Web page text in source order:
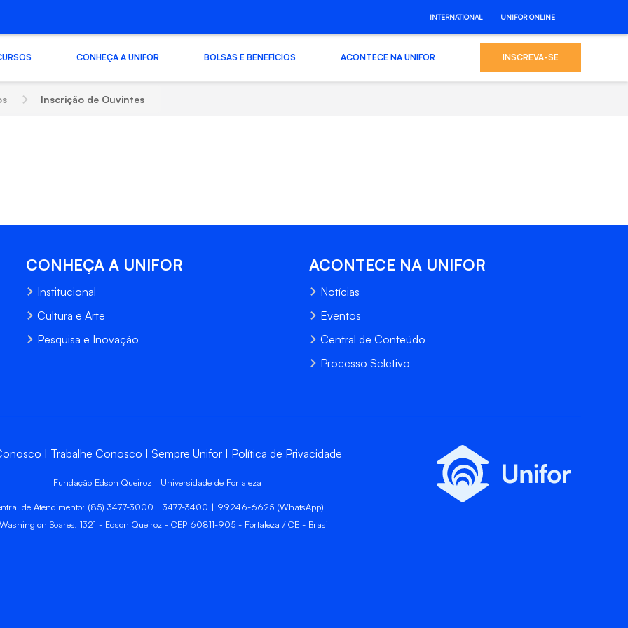
INTERNATIONAL UNIFOR ONLINE
CONHEÇA A UNIFOR BOLSAS E BENEFÍCIOS ACONTECE NA UNIFOR INSCREVA-SE
Inscrição de Ouvintes
CONHEÇA A UNIFOR
Institucional
Cultura e Arte
Pesquisa e Inovação
ACONTECE NA UNIFOR
Notícias
Eventos
Central de Conteúdo
Processo Seletivo
Trabalhe Conosco Sempre Unifor Política de Privacidade
Fundação Edson Queiroz | Universidade de Fortaleza
de Atendimento: (85) 3477-3000 | 3477-3400 | 99246-6625 (WhatsApp)
Soares, 1321 - Edson Queiroz - CEP 60811-905 - Fortaleza / CE - Brasil